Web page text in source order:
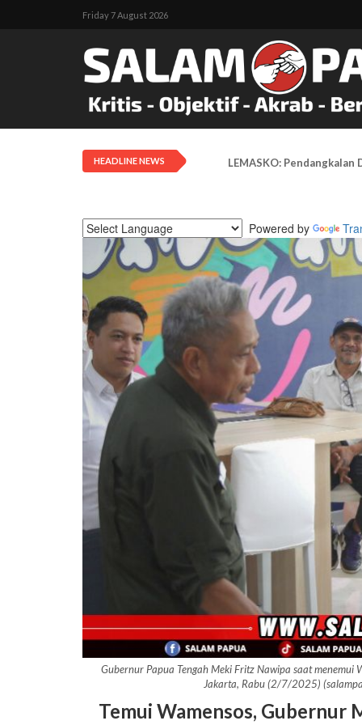
Friday 7 August 2026
HEADLINE NEWS LEMASKO:
Powered by
Gubernur Papua Tengah Meki Fritz Nawipa saat menemui
Jakarta, Rabu (2/7/2025)
Temui Wamensos, Gubernur